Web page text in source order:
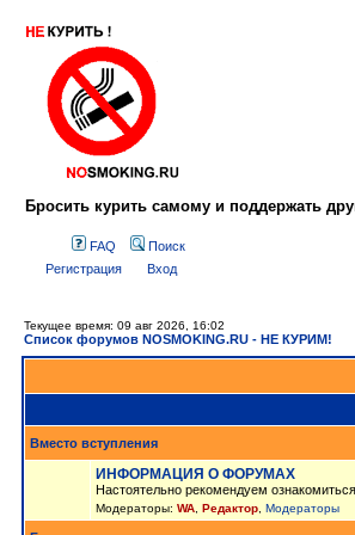
Бросить курить самому и поддержать
FAQ
Поиск
Регистрация
Вход
Текущее время: 09 авг 2026, 16:02
Список форумов NOSMOKING.RU - НЕ КУРИМ!
Вместо вступления
ИНФОРМАЦИЯ О ФОРУМАХ
Настоятельно рекомендуем
Модераторы: WA Редактор Модераторы